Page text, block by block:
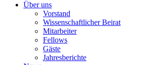
Über uns
Vorstand
Wissenschaftlicher Beirat
Mitarbeiter
Fellows
Gäste
Jahresberichte